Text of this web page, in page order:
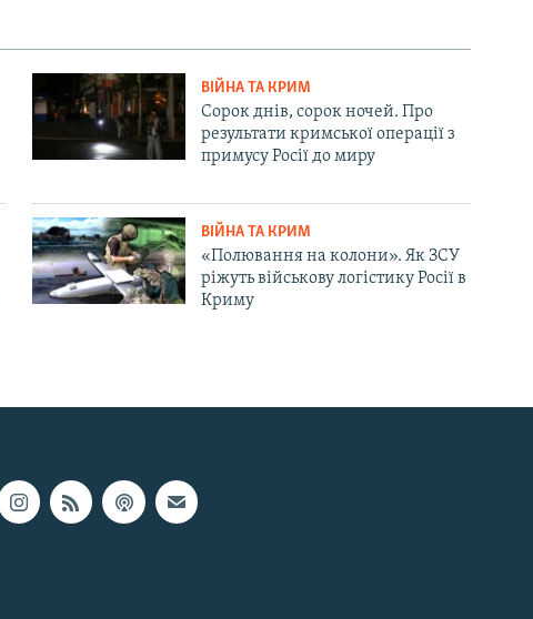
ВІЙНА ТА КРИМ
Сорок днів, сорок ночей. Про
результати кримської операції з
примусу Росії до миру
ВІЙНА ТА КРИМ
«Полювання на колони». Як ЗСУ
ріжуть військову логістику Росії в
Криму